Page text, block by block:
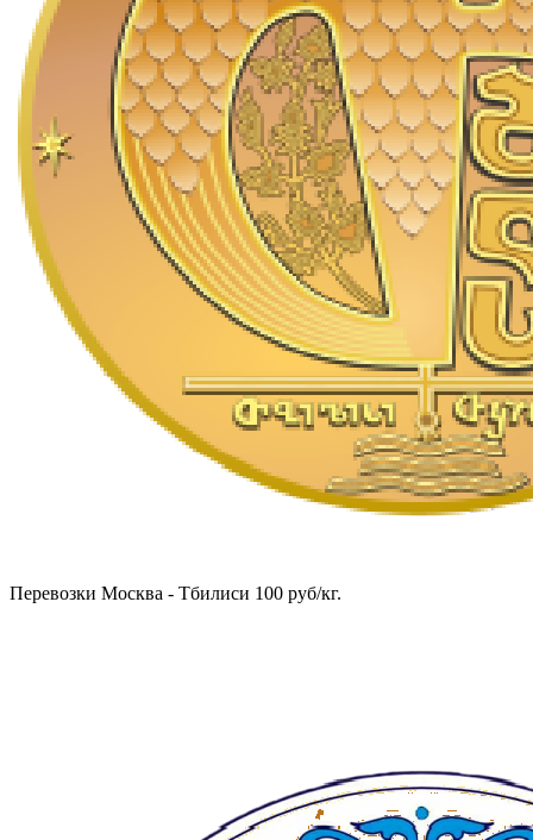
Перевозки Москва - Тбилиси 100 руб/кг.